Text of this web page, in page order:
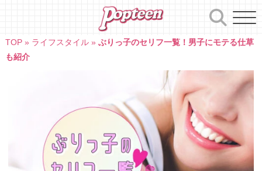
TOP» ライフスタイル» ぶりっ子のセリフ一覧！男子にモテる仕草
も紹介